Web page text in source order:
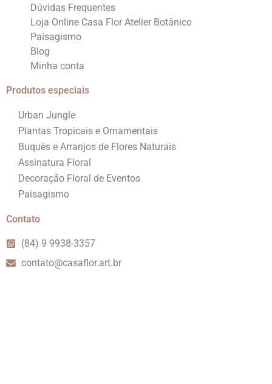
Dúvidas Frequentes
Loja Online Casa Flor Atelier Botânico
Paisagismo
Blog
Minha conta
Produtos especiais
Urban Jungle
Plantas Tropicais e Ornamentais
Buquês e Arranjos de Flores Naturais
Assinatura Floral
Decoração Floral de Eventos
Paisagismo
Contato
(84) 9 9938-3357
contato@casaflor.art.br